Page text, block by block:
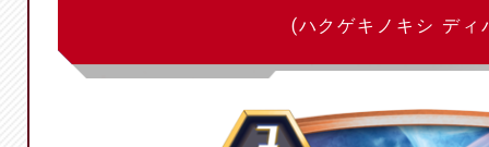
(ハクゲキノキシ ディ